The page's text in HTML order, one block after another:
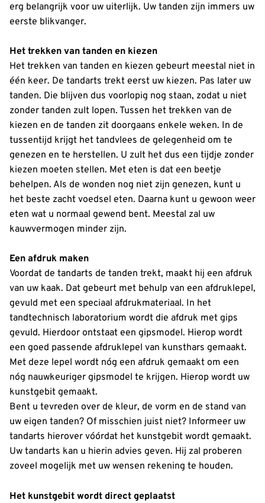
erg belangrijk voor uw uiterlijk. Uw tanden zijn immers uw
eerste blikvanger.
Het trekken van tanden en kiezen
Het trekken van tanden en kiezen gebeurt meestal niet in
één keer. De tandarts trekt eerst uw kiezen. Pas later uw
tanden. Die blijven dus voorlopig nog staan, zodat u niet
zonder tanden zult lopen. Tussen het trekken van de
kiezen en de tanden zit doorgaans enkele weken. In de
tussentijd krijgt het tandvlees de gelegenheid om te
genezen en te herstellen. U zult het dus een tijdje zonder
kiezen moeten stellen. Met eten is dat een beetje
behelpen. Als de wonden nog niet zijn genezen, kunt u
het beste zacht voedsel eten. Daarna kunt u gewoon weer
eten wat u normaal gewend bent. Meestal zal uw
kauwvermogen minder zijn.
Een afdruk maken
Voordat de tandarts de tanden trekt, maakt hij een afdruk
van uw kaak. Dat gebeurt met behulp van een afdruklepel,
gevuld met een speciaal afdrukmateriaal. In het
tandtechnisch laboratorium wordt die afdruk met gips
gevuld. Hierdoor ontstaat een gipsmodel. Hierop wordt
een goed passende afdruklepel van kunsthars gemaakt.
Met deze lepel wordt nóg een afdruk gemaakt om een
nóg nauwkeuriger gipsmodel te krijgen. Hierop wordt uw
kunstgebit gemaakt.
Bent u tevreden over de kleur, de vorm en de stand van
uw eigen tanden? Of misschien juist niet? Informeer uw
tandarts hierover vóórdat het kunstgebit wordt gemaakt.
Uw tandarts kan u hierin advies geven. Hij zal proberen
zoveel mogelijk met uw wensen rekening te houden.
Het kunstgebit wordt direct geplaatst